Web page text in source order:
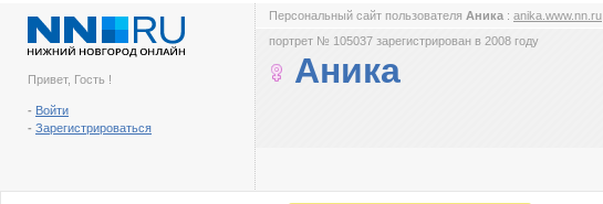
Привет, Гость !
- Войти
- Зарегистрироваться
Персональный сайт пользователя Аника : anika.www.nn.ru
портрет № 105037 зарегистрирован в 2008 году
Аника